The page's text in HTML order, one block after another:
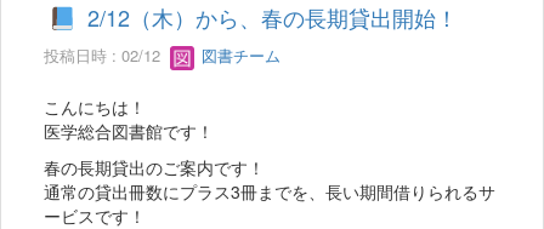
2/12（木）から、春の長期貸出開始！
投稿日時 : 02/12 図書チーム
こんにちは！
医学総合図書館です！
春の長期貸出のご案内です！
通常の貸出冊数にプラス3冊までを、長い期間借りられるサ
ービスです！